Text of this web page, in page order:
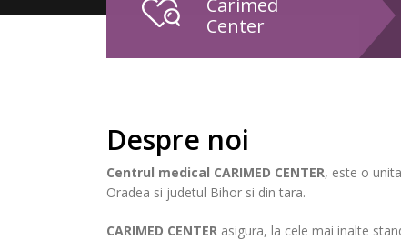
Carimed
Center
Despre noi
Centrul medical CARIMED CENTER, este o
Oradea si judetul Bihor si din tara.
CARIMED CENTER asigura, la cele mai inalte